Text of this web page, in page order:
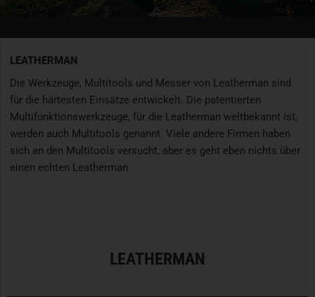
LEATHERMAN
Die Werkzeuge, Multitools und Messer von Leatherman sind
für die härtesten Einsätze entwickelt. Die patentierten
Multifunktionswerkzeuge, für die Leatherman weltbekannt ist,
werden auch Multitools genannt. Viele andere Firmen haben
sich an den Multitools versucht, aber es geht eben nichts über
einen echten Leatherman.
LEATHERMAN